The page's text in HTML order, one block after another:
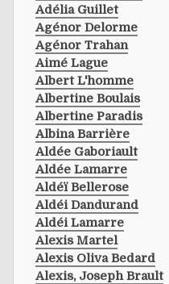
Adélia Guillet
Agénor Delorme
Agénor Trahan
Aimé Lague
Albert L'homme
Albertine Boulais
Albertine Paradis
Albina Barrière
Aldée Gaboriault
Aldée Lamarre
Aldéï Bellerose
Aldéi Dandurand
Aldéi Lamarre
Alexis Martel
Alexis Oliva Bedard
Alexis, Joseph Brault